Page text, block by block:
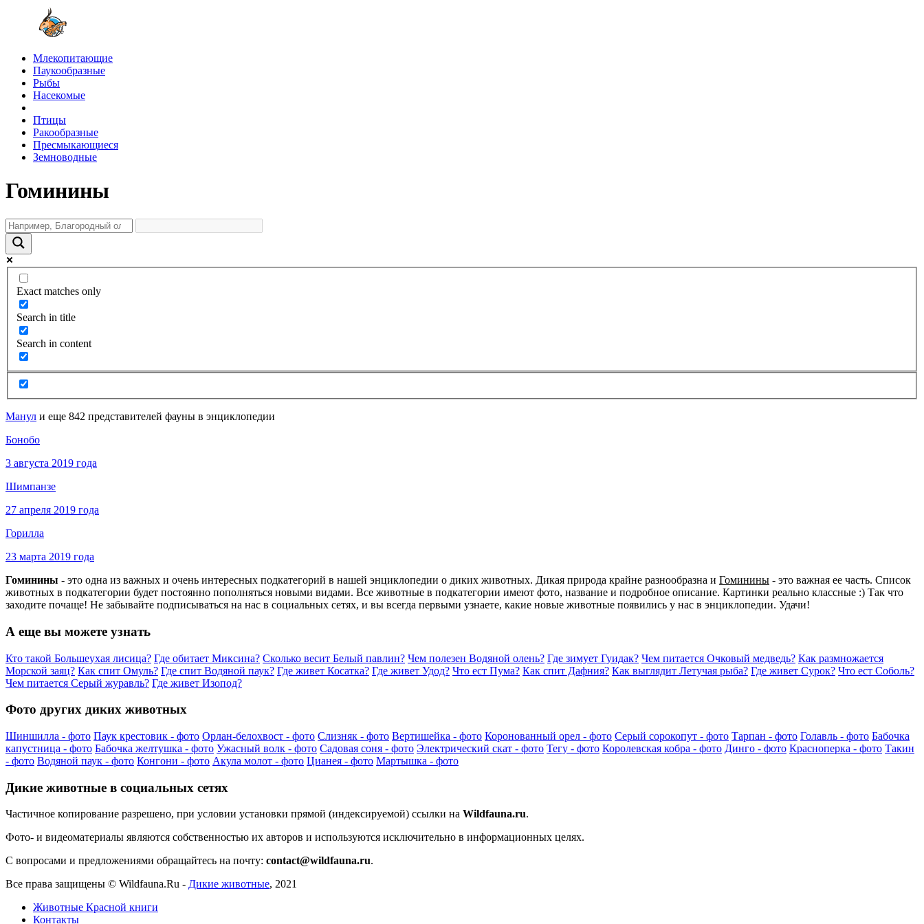
Млекопитающие
Паукообразные
Рыбы
Насекомые
Птицы
Ракообразные
Пресмыкающиеся
Земноводные
Гоминины
Exact matches only
Search in title
Search in content
Манул и еще 842 представителей фауны в энциклопедии
Бонобо
3 августа 2019 года
Шимпанзе
27 апреля 2019 года
Горилла
23 марта 2019 года
Гоминины - это одна из важных и очень интересных подкатегорий в нашей энциклопедии о диких животных. Дикая природа крайне разнообразна и Гоминины - это важная ее часть. Список
животных в подкатегории будет постоянно пополняться новыми видами. Все животные в подкатегории имеют фото, название и подробное описание. Картинки реально классные :) Так что
заходите почаще! Не забывайте подписываться на нас в социальных сетях, и вы всегда первыми узнаете, какие новые животные появились у нас в энциклопедии. Удачи!
А еще вы можете узнать
Кто такой Большеухая лисица? Где обитает Миксина? Сколько весит Белый павлин? Чем полезен Водяной олень? Где зимует Гуидак? Чем питается Очковый медведь? Как размножается
Морской заяц? Как спит Омуль? Где спит Водяной паук? Где живет Косатка? Где живет Удод? Что ест Пума? Как спит Дафния? Как выглядит Летучая рыба? Где живет Сурок? Что ест Соболь?
Чем питается Серый журавль? Где живет Изопод?
Фото других диких животных
Шиншилла - фото Паук крестовик - фото Орлан-белохвост - фото Слизняк - фото Вертишейка - фото Коронованный орел - фото Серый сорокопут - фото Тарпан - фото Голавль - фото Бабочка
капустница - фото Бабочка желтушка - фото Ужасный волк - фото Садовая соня - фото Электрический скат - фото Тегу - фото Королевская кобра - фото Динго - фото Красноперка - фото Такин
- фото Водяной паук - фото Конгони - фото Акула молот - фото Цианея - фото Мартышка - фото
Дикие животные в социальных сетях
Частичное копирование разрешено, при условии установки прямой (индексируемой) ссылки на Wildfauna.ru.
Фото- и видеоматериалы являются собственностью их авторов и используются исключительно в информационных целях.
С вопросами и предложениями обращайтесь на почту: contact@wildfauna.ru.
Все права защищены © Wildfauna.Ru - Дикие животные, 2021
Животные Красной книги
Контакты